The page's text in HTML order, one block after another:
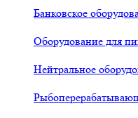
Банковское
Оборудование для
Нейтральное